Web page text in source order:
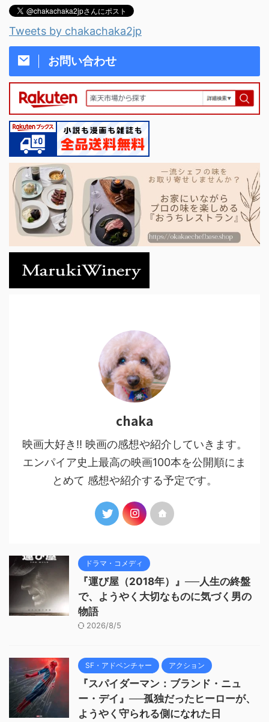
Tweets by chakachaka2jp
お問い合わせ
chaka
映画大好き!! 映画の感想や紹介していきます。
エンパイア史上最高の映画100本を公開順にま
とめて 感想や紹介する予定です。
ドラマ・コメディ
『運び屋（2018年）』──人生の終盤
で、ようやく大切なものに気づく男の
物語
2026/8/5
SF・アドベンチャー アクション
『スパイダーマン：ブランド・ニュ
ー・デイ』──孤独だったヒーローが、
ようやく守られる側になれた日